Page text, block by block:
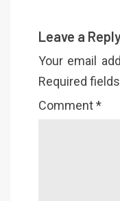
Leave a
Your email
Required
Comment*